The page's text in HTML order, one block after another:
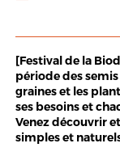
[Festival de la
période des
graines et les
ses besoins et
Venez découvrir
simples et